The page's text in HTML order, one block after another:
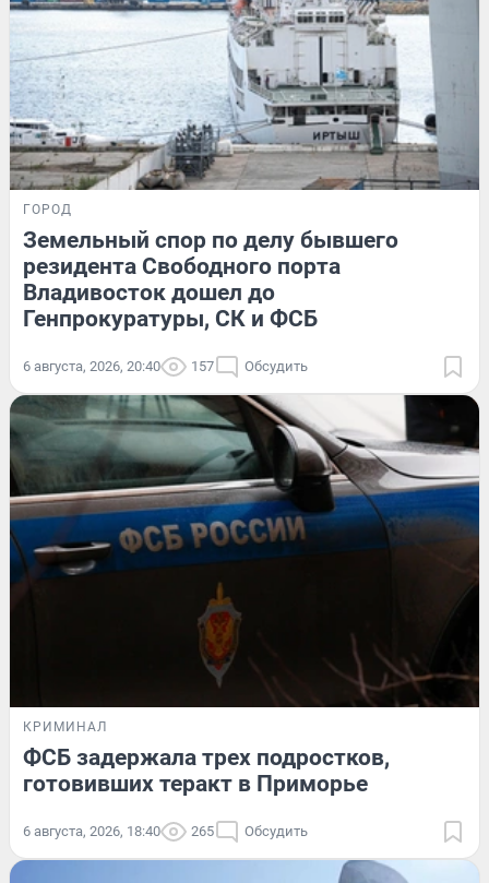
ГОРОД
Земельный спор по делу бывшего
резидента Свободного порта
Владивосток дошел до
Генпрокуратуры, СК и ФСБ
6 августа, 2026, 20:40 157 Обсудить
КРИМИНАЛ
ФСБ задержала трех подростков,
готовивших теракт в Приморье
6 августа, 2026, 18:40 265 Обсудить